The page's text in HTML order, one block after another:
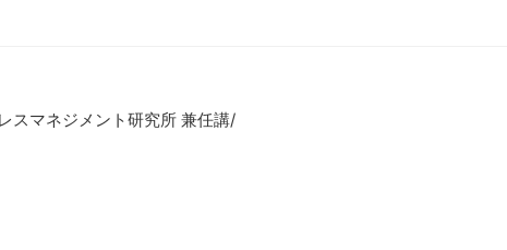
スマネジメント研究所 兼任講/